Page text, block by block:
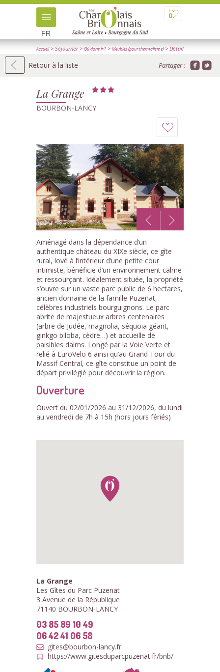
0
FR
Accueil> Séjourner> Où dormir ? > Meublés (pour thermalisme)> Détail
Retour à la liste Partager :
La Grange
BOURBON-LANCY
à
mon
carnet
1 /3
Aménagé dans la dépendance d’un
authentique château du XIXe siècle, ce gîte
rural, lové à l’intérieur d’une petite cour
intimiste, bénéficie d’un environnement calme
et ressourçant. Idéalement située, la propriété
s’ouvre sur un vaste parc public de 6 hectares,
ancien domaine de la famille Puzenat,
célèbres industriels bourguignons. Le parc
abrite de majestueux arbres centenaires
(arbre de Judée, magnolia, séquoia géant,
ginkgo biloba, cèdre…) et accueille de
paisibles daims. Longé par la Voie Verte et
relié à EuroVelo 6 ainsi qu’au Grand Tour du
Massif Central, ce gîte constitue un point de
départ privilégié pour découvrir la région.
Ouverture
Ouvert du 02/01/2026 au 31/12/2026, du lundi
au vendredi de 7h à 15h (hors jours fériés)
La Grange
Les Gîtes du Parc Puzenat
3 Avenue de la République
71140 BOURBON-LANCY
03 85 89 10 49
06 42 41 06 58
gites@bourbon-lancy.fr
https://www.gitesduparcpuzenat.fr/bnb/